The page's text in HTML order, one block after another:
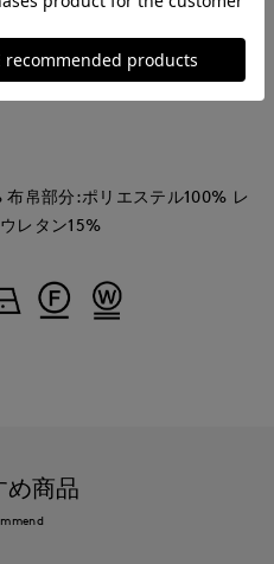
帛部分:ポリエステル100% レ
レタン15%
め商品